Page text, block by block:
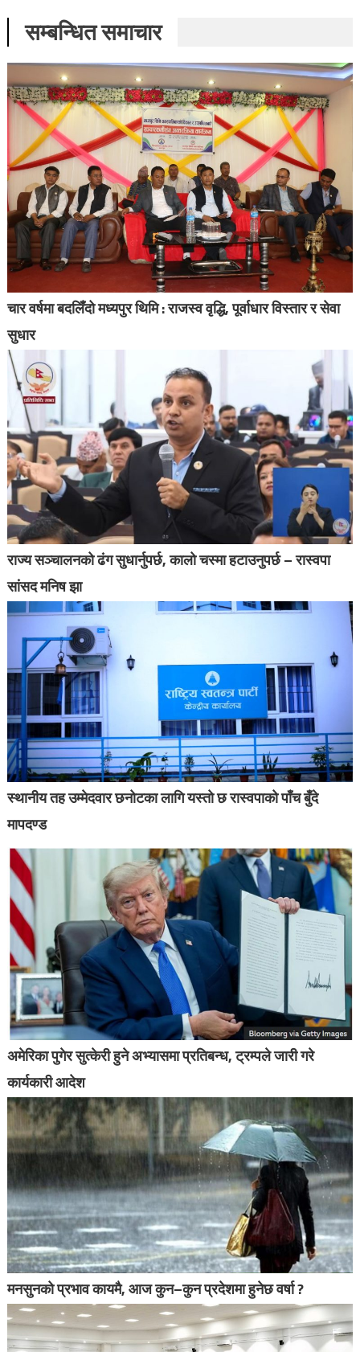
सम्बन्धित समाचार
चार वर्षमा बदलिँदो मध्यपुर थिमि : राजस्व वृद्धि, पूर्वाधार विस्तार र सेवा
सुधार
राज्य सञ्चालनको ढंग सुधार्नुपर्छ, कालो चस्मा हटाउनुपर्छ – रास्वपा
सांसद मनिष झा
स्थानीय तह उम्मेदवार छनोटका लागि यस्तो छ रास्वपाको पाँच बुँदे
मापदण्ड
अमेरिका पुगेर सुत्केरी हुने अभ्यासमा प्रतिबन्ध, ट्रम्पले जारी गरे
कार्यकारी आदेश
मनसुनको प्रभाव कायमै, आज कुन–कुन प्रदेशमा हुनेछ वर्षा ?